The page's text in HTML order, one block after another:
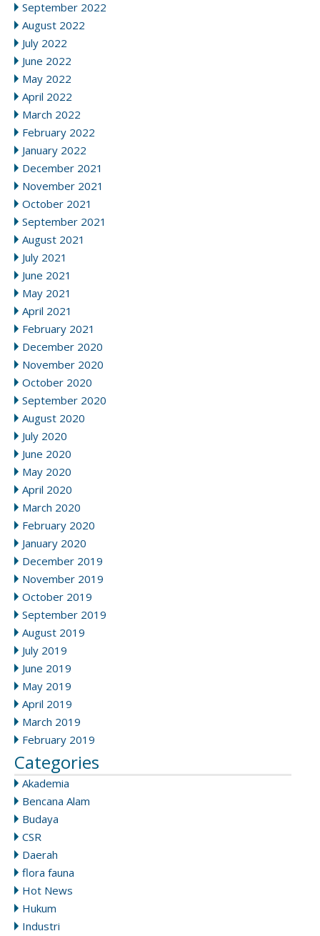
September 2022
August 2022
July 2022
June 2022
May 2022
April 2022
March 2022
February 2022
January 2022
December 2021
November 2021
October 2021
September 2021
August 2021
July 2021
June 2021
May 2021
April 2021
February 2021
December 2020
November 2020
October 2020
September 2020
August 2020
July 2020
June 2020
May 2020
April 2020
March 2020
February 2020
January 2020
December 2019
November 2019
October 2019
September 2019
August 2019
July 2019
June 2019
May 2019
April 2019
March 2019
February 2019
Categories
Akademia
Bencana Alam
Budaya
CSR
Daerah
flora fauna
Hot News
Hukum
Industri